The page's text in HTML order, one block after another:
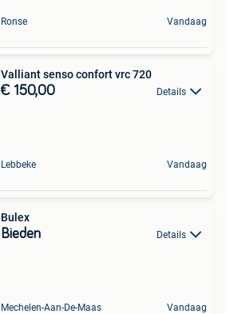
Ronse Vandaag
Valliant senso confort vrc 720
€ 150,00 Details
Lebbeke Vandaag
Bulex
Bieden Details
Mechelen-Aan-De-Maas Vandaag